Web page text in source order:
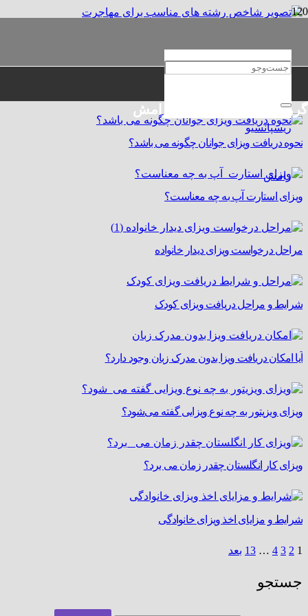
گروه حقوقی و مهاجرتی رامش
نحوه دریافت ویزای جوانان چگونه می باشد؟
ویزای استارت‌ آپ به چه معناست؟
مراحل درخواست ویزای دیدار خانواده
شرایط و مراحل دریافت ویزای کودک
آیا امکان دریافت ویزا بدون مدرک زبان وجود دارد؟
ویزای ویزیتور به چه نوع ویزایی گفته می‌شود؟
ویزای کار انگلستان چقدر زمان می ‌برد؟
شرایط و مزایای اخذ ویزای خانوادگی
1
2
3
4
…
13 بعد
جستجو